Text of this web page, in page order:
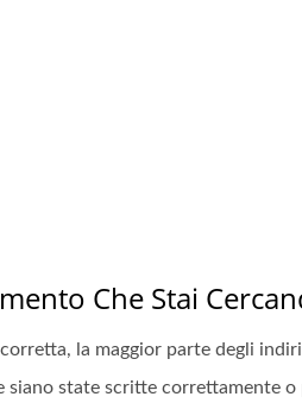
Che Stai
la maggior parte degli
state scritte correttamente o